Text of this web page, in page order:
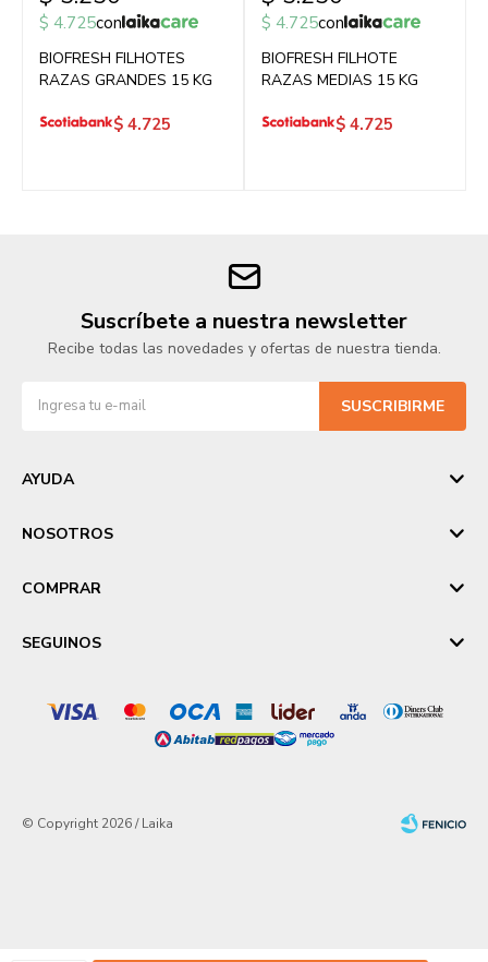
$ 4.725con
BIOFRESH FILHOTES
RAZAS GRANDES 15 KG
$ 4.725
$ 4.725con
BIOFRESH FILHOTE
RAZAS MEDIAS 15 KG
$ 4.725
Suscríbete a nuestra newsletter
Recibe todas las novedades y ofertas de nuestra tienda.
SUSCRIBIRME
AYUDA
NOSOTROS
COMPRAR
SEGUINOS
© Copyright 2026 / Laika